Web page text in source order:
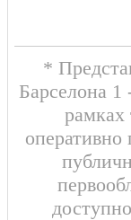
*
Барселона
рамках